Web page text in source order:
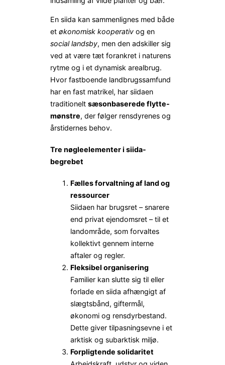
En siida kan sammenlignes med både
et økonomisk kooperativ og en
social landsby, men den adskiller sig
ved at være tæt forankret i naturens
rytme og i et dynamisk arealbrug.
Hvor fastboende landbrugssamfund
har en fast matrikel, har siidaen
traditionelt sæsonbaserede flytte­
mønstre, der følger rensdyrenes og
årstidernes behov.
Tre nøgleelementer i siida-
begrebet
Fælles forvaltning af land og
ressourcer
Siidaen har brugsret – snarere
end privat ejendomsret – til et
landområde, som forvaltes
kollektivt gennem interne
aftaler og regler.
Fleksibel organisering
Familier kan slutte sig til eller
forlade en siida afhængigt af
slægtsbånd, giftermål,
økonomi og rensdyrbestand.
Dette giver tilpasningsevne i et
arktisk og subarktisk miljø.
Forpligtende solidaritet